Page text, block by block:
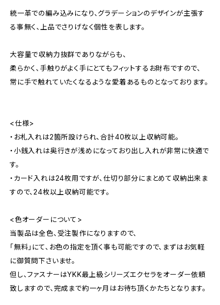
統一革での編み込みになり、グラデーションのデザインが主張す
る事無く、上品でさりげなく個性を表します。
大容量で収納力抜群でありながらも、
柔らかく、手触りがよく手にとてもフィットするお財布ですので、
常に手で触れていたくなるような愛着あるものとなっております。
<仕様>
・お札入れは2箇所設けられ、合計40枚以上収納可能。
・小銭入れは奥行きが浅めになっており出し入れが非常に快適で
す。
・カード入れは24枚用ですが、仕切り部分にまとめて収納出来ま
すので、24枚以上収納可能です。
<色オーダーについて>
当製品は全色、受注製作になりますので、
「無料」にて、お色の指定を頂く事も可能ですので、まずはお気軽
に御質問下さいませ。
但し、ファスナーはYKK最上級シリーズエクセラをオーダー依頼
致しますので、完成まで約一ヶ月はお待ち頂くかたちとなります。